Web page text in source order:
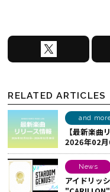
X
で
ア
る
F
a
b
o
o
k
で
シ
RELATED ARTICLES
and
【最新楽
2026年02
News
アイドリッ